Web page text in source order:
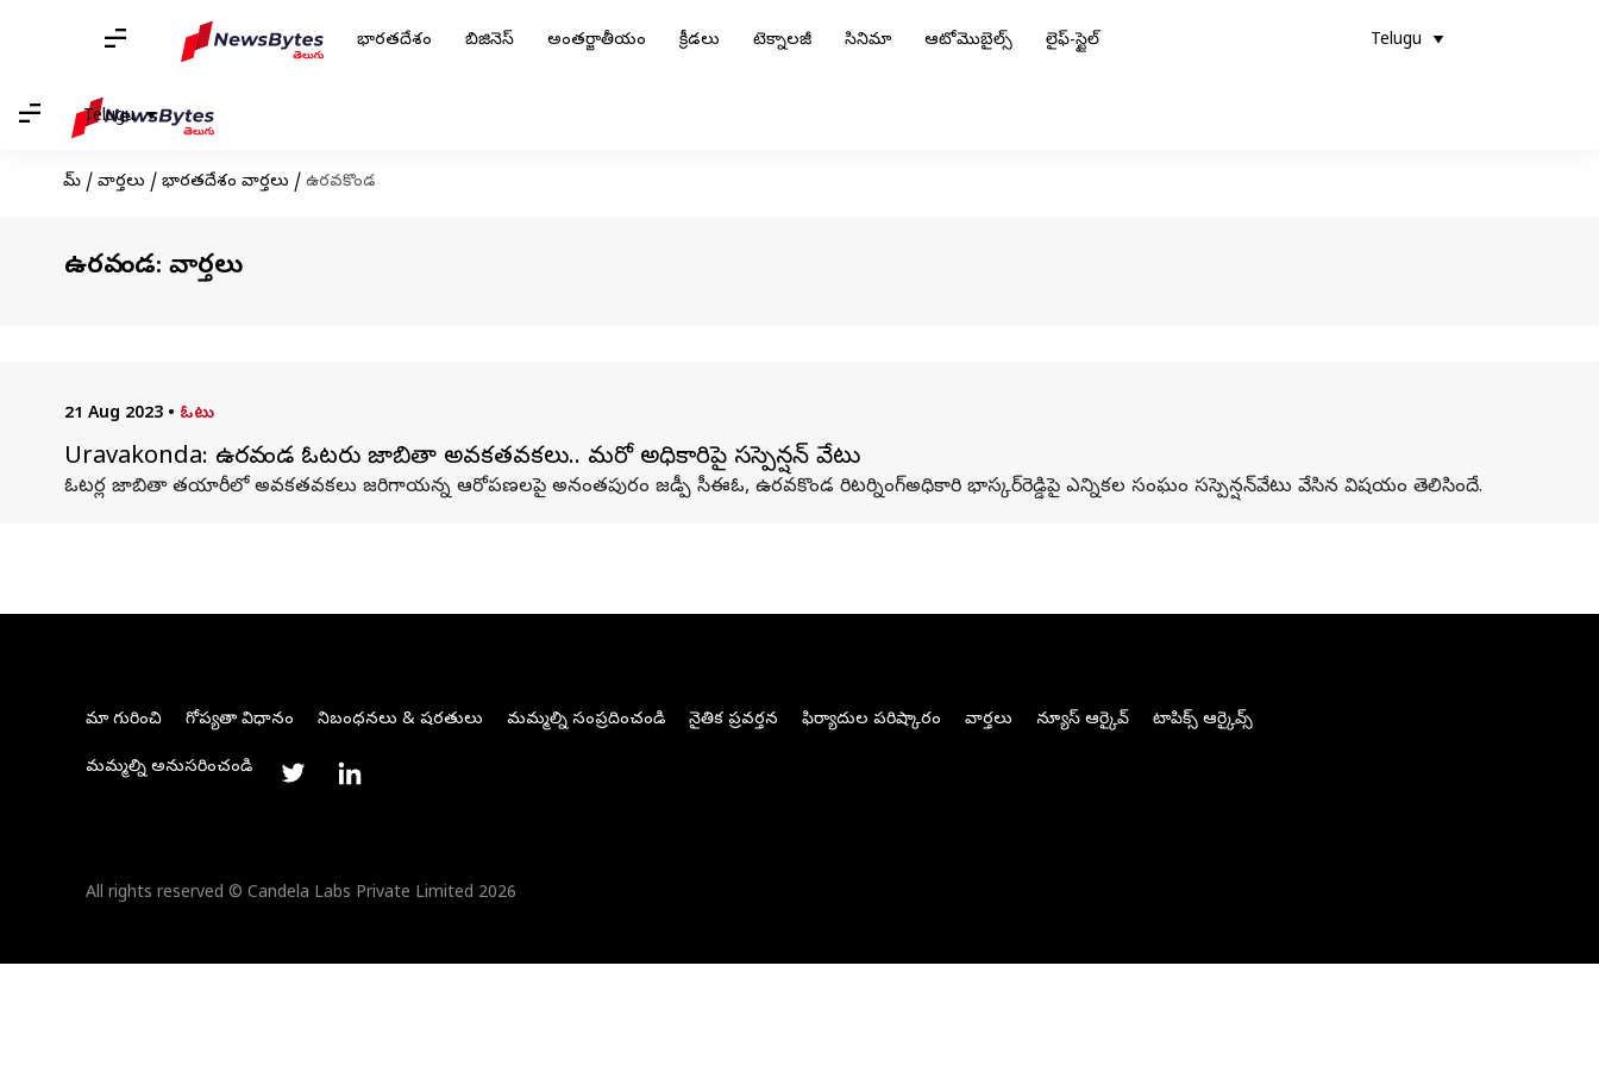
భారతదేశం బిజినెస్ అంతర్జాతీయం క్రీడలు టెక్నాలజీ సినిమా ఆటోమొబైల్స్ లైఫ్-స్టైల్ Telugu
Telugu
హోమ్ / వార్తలు / భారతదేశం వార్తలు / ఉరవకొండ
ఉరవకొండ: వార్తలు
21 Aug 2023 • ఓటు
Uravakonda: ఉరవకొండ ఓటరు జాబితా అవకతవకలు.. మరో అధికారిపై సస్పెన్షన్ వేటు
ఓటర్ల జాబితా తయారీలో అవకతవకలు జరిగాయన్న ఆరోపణలపై అనంతపురం జడ్పీ సీఈఓ, ఉరవకొండ రిటర్నింగ్‌అధికారి భాస్కర్‌రెడ్డిపై ఎన్నికల సంఘం సస్పెన్షన్‌వేటు వేసిన విషయం తెలిసిందే.
మా గురించి గోప్యతా విధానం నిబంధనలు & షరతులు మమ్మల్ని సంప్రదించండి నైతిక ప్రవర్తన ఫిర్యాదుల పరిష్కారం వార్తలు న్యూస్ ఆర్కైవ్ టాపిక్స్ ఆర్కైవ్స్
మమ్మల్ని అనుసరించండి
All rights reserved © Candela Labs Private Limited 2026